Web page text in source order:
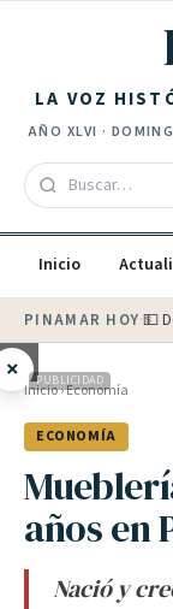
LA VOZ
AÑO XLVI ·
Inicio
PINAMAR HOY·💵
× PUBLICIDAD
Inicio›Economía
ECONOMÍA
años en
Nació y